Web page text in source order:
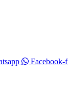
Facebook-f